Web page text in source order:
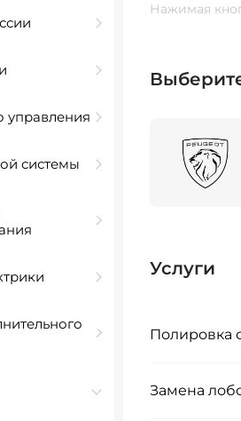
управления
системы
Нажимая
Услуги
Полировка
Замена